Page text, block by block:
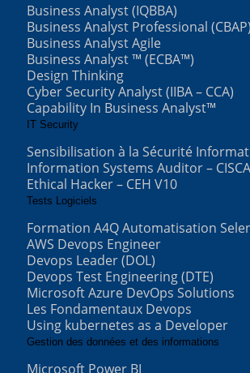
Business Analyst (IQBBA)
Business Analyst Professional (CBAP)
Business Analyst Agile
Business Analyst ™ (ECBA™)
Design Thinking
Cyber Security Analyst (IIBA – CCA)
Capability In Business Analyst™
IT Security
Sensibilisation à la Sécurité
Information Systems Auditor – CISCA
Ethical Hacker – CEH V10
Tests Logiciels
Formation A4Q Automatisation
AWS Devops Engineer
Devops Leader (DOL)
Devops Test Engineering (DTE)
Microsoft Azure DevOps Solutions
Les Fondamentaux Devops
Using kubernetes as a Developer
Gestion des données et des informations
Microsoft Power BI